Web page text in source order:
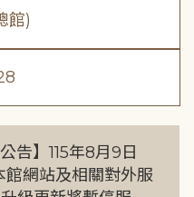
館)
告】115年8月9日
館網站及相關對外服